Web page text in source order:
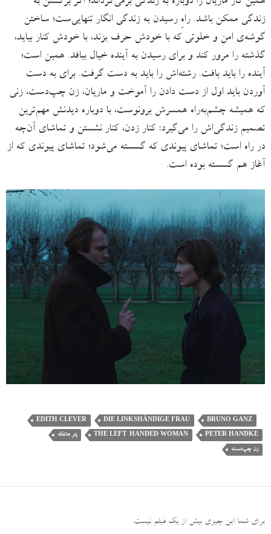
زندگی ممکن باشد. راهِ رسیدن به زندگی انگار تنهایی‌ست؛ ساختن
گوشه‌ی امن و خلوتی که با خودش حرف بزند، با خودش کنار بیاید،
گذشته را مرور کند و برای رسیدن به آینده خیال ببافد. همین است؛
آینده را باید بافت. رشته‌اش را باید به دست گرفت. برای به دست
آوردن باید اول از دست دادن را آموخت و ماریان، زن چپ‌دست، زنی
که همیشه چشم‌به‌راه همسرش برونوست، با دوباره دیدنش مهم‌ترین
تصمیم زندگی‌اش را می‌گیرد: کنار زدن، کنار نشستن و تماشای آن‌چه
در راه است؛ تماشای پیوندی که گسسته می‌شود؛ تماشای پیوندی که از
آغاز هم گسسته بوده است.
BRUNO GANZ
DIE LINKSHÄNDIGE FRAU
EDITH CLEVER
PETER HANDKE
THE LEFT-HANDED WOMAN پتر هانتکه
زن چپ‌دست
برای شما این چیزی بیش از یک فیلم نیست.